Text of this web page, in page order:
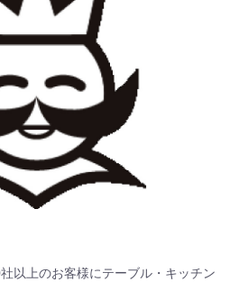
以上のお客様にテーブル・キッチン